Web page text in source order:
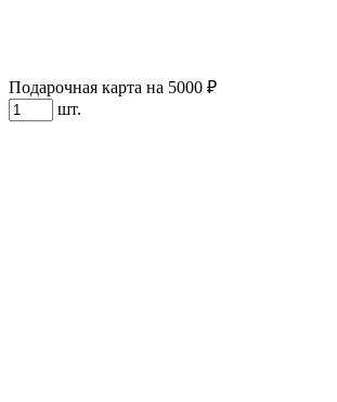
Подарочная карта на 5000 ₽
шт.